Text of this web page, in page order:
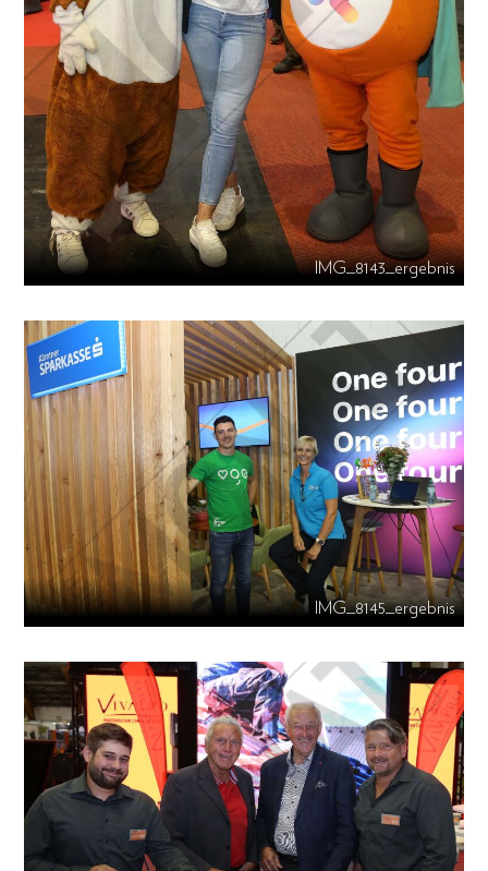
IMG_8143_ergebnis
IMG_8145_ergebnis